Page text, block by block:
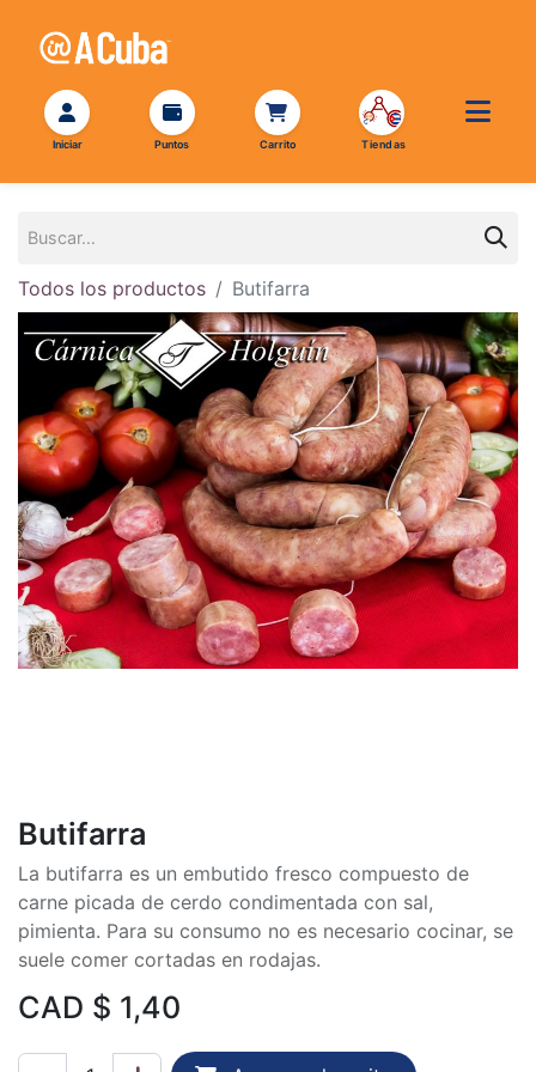
Todos los productos Butifarra
Butifarra
La butifarra es un embutido fresco compuesto de
carne picada de cerdo condimentada con sal,
pimienta. Para su consumo no es necesario cocinar, se
suele comer cortadas en rodajas.
CAD $ 1,40